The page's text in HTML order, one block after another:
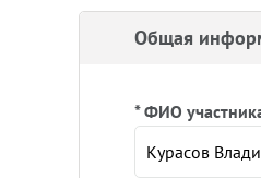
Общая
* ФИО